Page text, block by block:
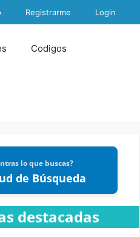
Registrarme Login
Codigos
lo que buscas?
de Búsqueda
destacadas